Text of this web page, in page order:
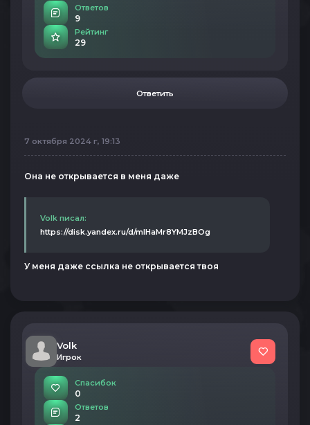
Ответов
9
Рейтинг
29
Ответить
7 октября 2024 г, 19:13
Она не открывается в меня даже
Volk писал:
https://disk.yandex.ru/d/mlHaMr8YMJzBOg
У меня даже ссылка не открывается твоя
Volk
Игрок
Спасибок
0
Ответов
2